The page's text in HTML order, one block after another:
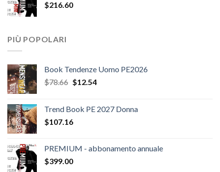
$20.52.
$216.60
PIÙ POPOLARI
Book Tendenze Uomo PE2026
$78.66 Il
era:
$78.66.
$12.54Il
è:
Trend Book PE 2027 Donna
$107.16
PREMIUM - abbonamento annuale
$399.00